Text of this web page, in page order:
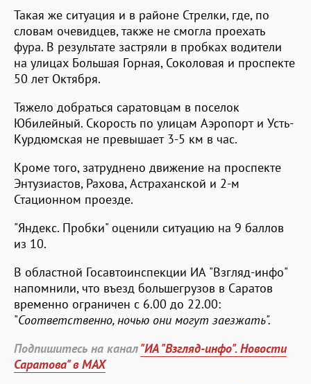
Такая же ситуация и в районе Стрелки, где, по
словам очевидцев, также не смогла проехать
фура. В результате застряли в пробках водители
на улицах Большая Горная, Соколовая и проспекте
50 лет Октября.
Тяжело добраться саратовцам в поселок
Юбилейный. Скорость по улицам Аэропорт и Усть-
Курдюмская не превышает 3-5 км в час.
Кроме того, затруднено движение на проспекте
Энтузиастов, Рахова, Астраханской и 2-м
Стационном проезде.
"Яндекс. Пробки" оценили ситуацию на 9 баллов
из 10.
В областной Госавтоинспекции ИА "Взгляд-инфо"
напомнили, что въезд большегрузов в Саратов
временно ограничен с 6.00 до 22.00:
"Соответственно, ночью они могут заезжать".
Подпишитесь на канал"ИА "Взгляд-инфо". Новости
Саратова" в MAX